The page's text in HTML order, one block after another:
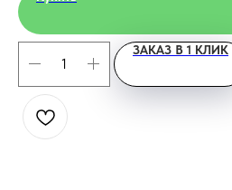
ЗАКАЗ В 1 КЛИК